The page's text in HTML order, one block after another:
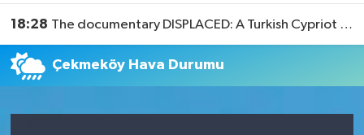
18:28 The documentary DISPLACED: A Turkish Cypriot Story is now available to watch
Çekmeköy Hava Durumu